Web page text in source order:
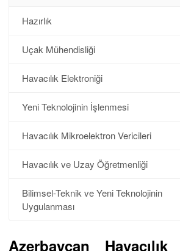
Hazırlık
Uçak Mühendisliği
Havacılık Elektroniği
Yeni Teknolojinin İşlenmesi
Havacılık Mikroelektron Vericileri
Havacılık ve Uzay Öğretmenliği
Bilimsel-Teknik ve Yeni Teknolojinin
Uygulanması
Azerbaycan